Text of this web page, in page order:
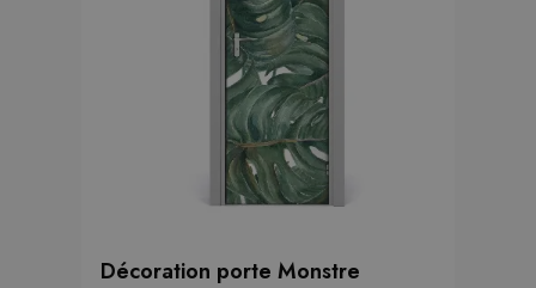
Décoration porte Monstre